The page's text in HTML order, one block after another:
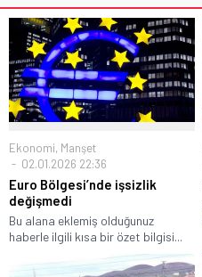
Ekonomi, Manşet
02.01.2026 22:36
Euro Bölgesi’nde işsizlik
değişmedi
Bu alana eklemiş olduğunuz
haberle ilgili kısa bir özet bilgisi...